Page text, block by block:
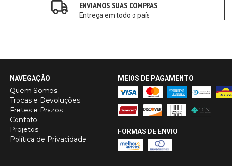
ENVIAMOS SUAS COMPRAS
Entrega em todo o país
NAVEGAÇÃO
Quem Somos
Trocas e Devoluções
Fretes e Prazos
Contato
Projetos
Política de Privacidade
MEIOS DE PAGAMENTO
FORMAS DE ENVIO